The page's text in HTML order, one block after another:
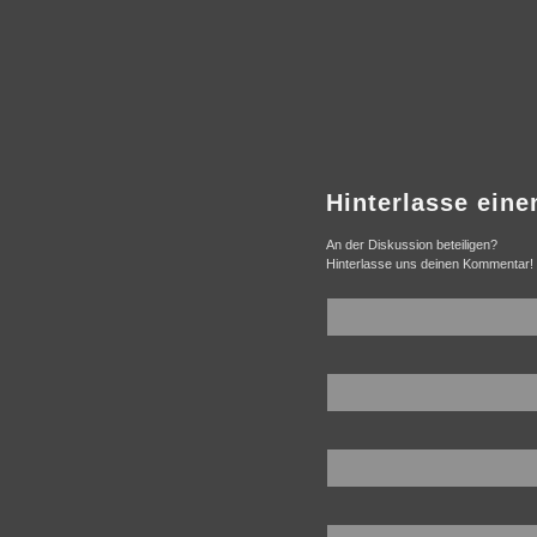
Hinterlasse
An der Diskussion beteiligen?
Hinterlasse uns deinen Kommentar!